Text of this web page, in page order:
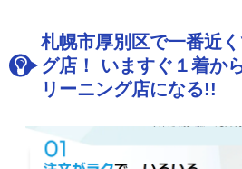
札幌市厚別区で一番近
グ店！ いますぐ１着か
リーニング店になる!!